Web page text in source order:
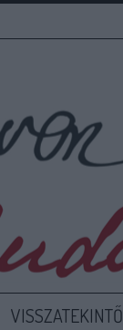
VISSZATEKINTŐ